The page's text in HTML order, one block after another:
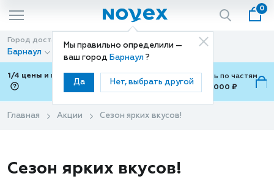
Мы правильно определили —
ваш город Барнаул ?
Да Нет, выбрать другой
0
Город доставки
Барнаул
Способ доставки
Доставка
1/4 цены и покупки ваши с Подели
Можно оплатить по частям
от 700 ₽ до 15,000 ₽
Главная Акции Сезон ярких вкусов!
Сезон ярких вкусов!